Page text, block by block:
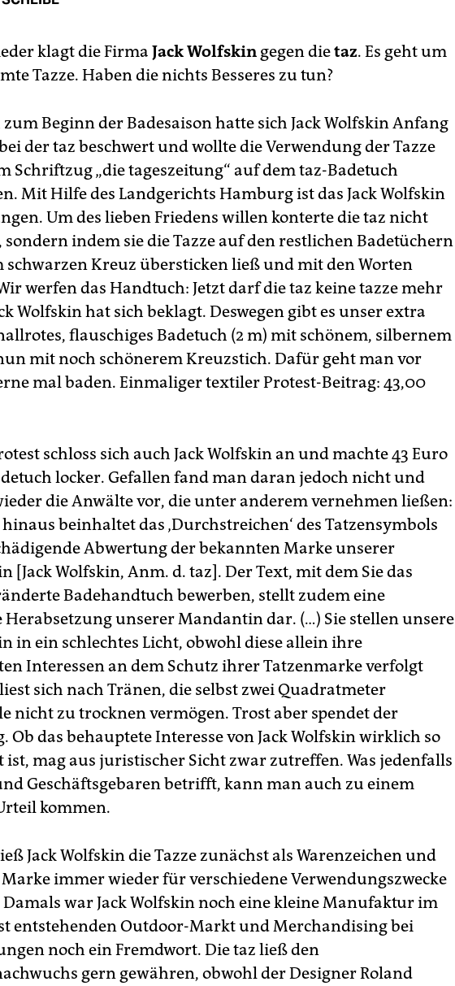
klagt die Firma Jack Wolfskin gegen dietaz. Es geht um
Tazze. Haben die nichts Besseres zu tun?
Beginn der Badesaison hatte sich Jack Wolfskin Anfang
der taz beschwert und wollte die Verwendung der Tazze
Schriftzug „die tageszeitung“ auf dem taz-Badetuch
Mit Hilfe des Landgerichts Hamburg ist das Jack Wolfskin
Um des lieben Friedens willen konterte die taz nicht
indem sie die Tazze auf den restlichen Badetüchern
schwarzen Kreuz übersticken ließ und mit den Worten
werfen das Handtuch: Jetzt darf die taz keine tazze mehr
Wolfskin hat sich beklagt. Deswegen gibt es unser extra
flauschiges Badetuch (2 m) mit schönem, silbernem
mit noch schönerem Kreuzstich. Dafür geht man vor
mal baden. Einmaliger textiler Protest-Beitrag: 43,00
schloss sich auch Jack Wolfskin an und machte 43 Euro
locker. Gefallen fand man daran jedoch nicht und
die Anwälte vor, die unter anderem vernehmen ließen:
beinhaltet das ‚Durchstreichen‘ des Tatzensymbols
Abwertung der bekannten Marke unserer
[Jack Wolfskin, Anm. d. taz]. Der Text, mit dem Sie das
Badehandtuch bewerben, stellt zudem eine
unserer Mandantin dar. (…) Sie stellen unsere
in ein schlechtes Licht, obwohl diese allein ihre
Interessen an dem Schutz ihrer Tatzenmarke verfolgt
sich nach Tränen, die selbst zwei Quadratmeter
nicht zu trocknen vermögen. Trost aber spendet der
Ob das behauptete Interesse von Jack Wolfskin wirklich so
ist, mag aus juristischer Sicht zwar zutreffen. Was jedenfalls
Geschäftsgebaren betrifft, kann man auch zu einem
kommen.
Jack Wolfskin die Tazze zunächst als Warenzeichen und
Marke immer wieder für verschiedene Verwendungszwecke
Damals war Jack Wolfskin noch eine kleine Manufaktur im
entstehenden Outdoor-Markt und Merchandising bei
noch ein Fremdwort. Die taz ließ den
gern gewähren, obwohl der Designer Roland